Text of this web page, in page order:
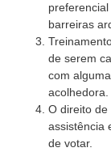
barreiras
de serem
com
acolhedora.
O direito de
assistência
de votar.